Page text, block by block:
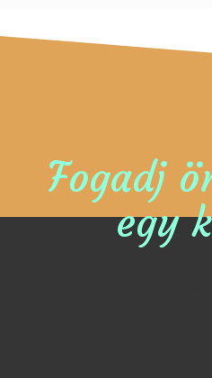
Fogadj
egy